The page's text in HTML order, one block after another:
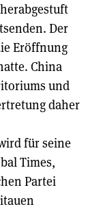
Der
Eröffnung
China
und
daher
für seine
Times,
Partei